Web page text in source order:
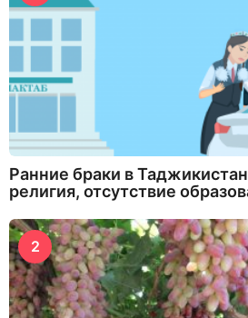
Ранние браки в
религия, отсутствие
2